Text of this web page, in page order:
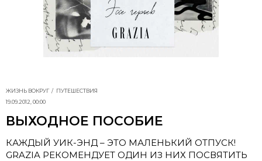
ЖИЗНЬ ВОКРУГ
ПУТЕШЕСТВИЯ
19.09.2012, 00:00
ВЫХОДНОЕ ПОСОБИЕ
КАЖДЫЙ УИК-ЭНД – ЭТО МАЛЕНЬКИЙ ОТПУСК!
GRAZIA РЕКОМЕНДУЕТ ОДИН ИЗ НИХ ПОСВЯТИТЬ